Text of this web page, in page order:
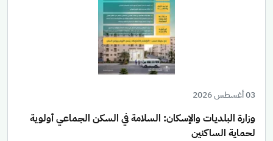
03 أغسطس 2026
وزارة البلديات والإسكان: السلامة في السكن الجماعي أولوية
لحماية الساكنين